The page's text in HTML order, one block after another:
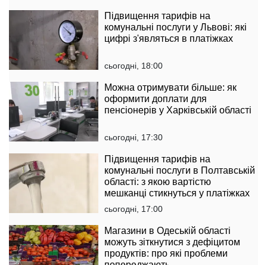
Підвищення тарифів на
комунальні послуги у Львові: які
цифрі з'являться в платіжках
сьогодні, 18:00
Можна отримувати більше: як
оформити доплати для
пенсіонерів у Харківській області
сьогодні, 17:30
Підвищення тарифів на
комунальні послуги в Полтавській
області: з якою вартістю
мешканці стикнуться у платіжках
сьогодні, 17:00
Магазини в Одеській області
можуть зіткнутися з дефіцитом
продуктів: про які проблеми